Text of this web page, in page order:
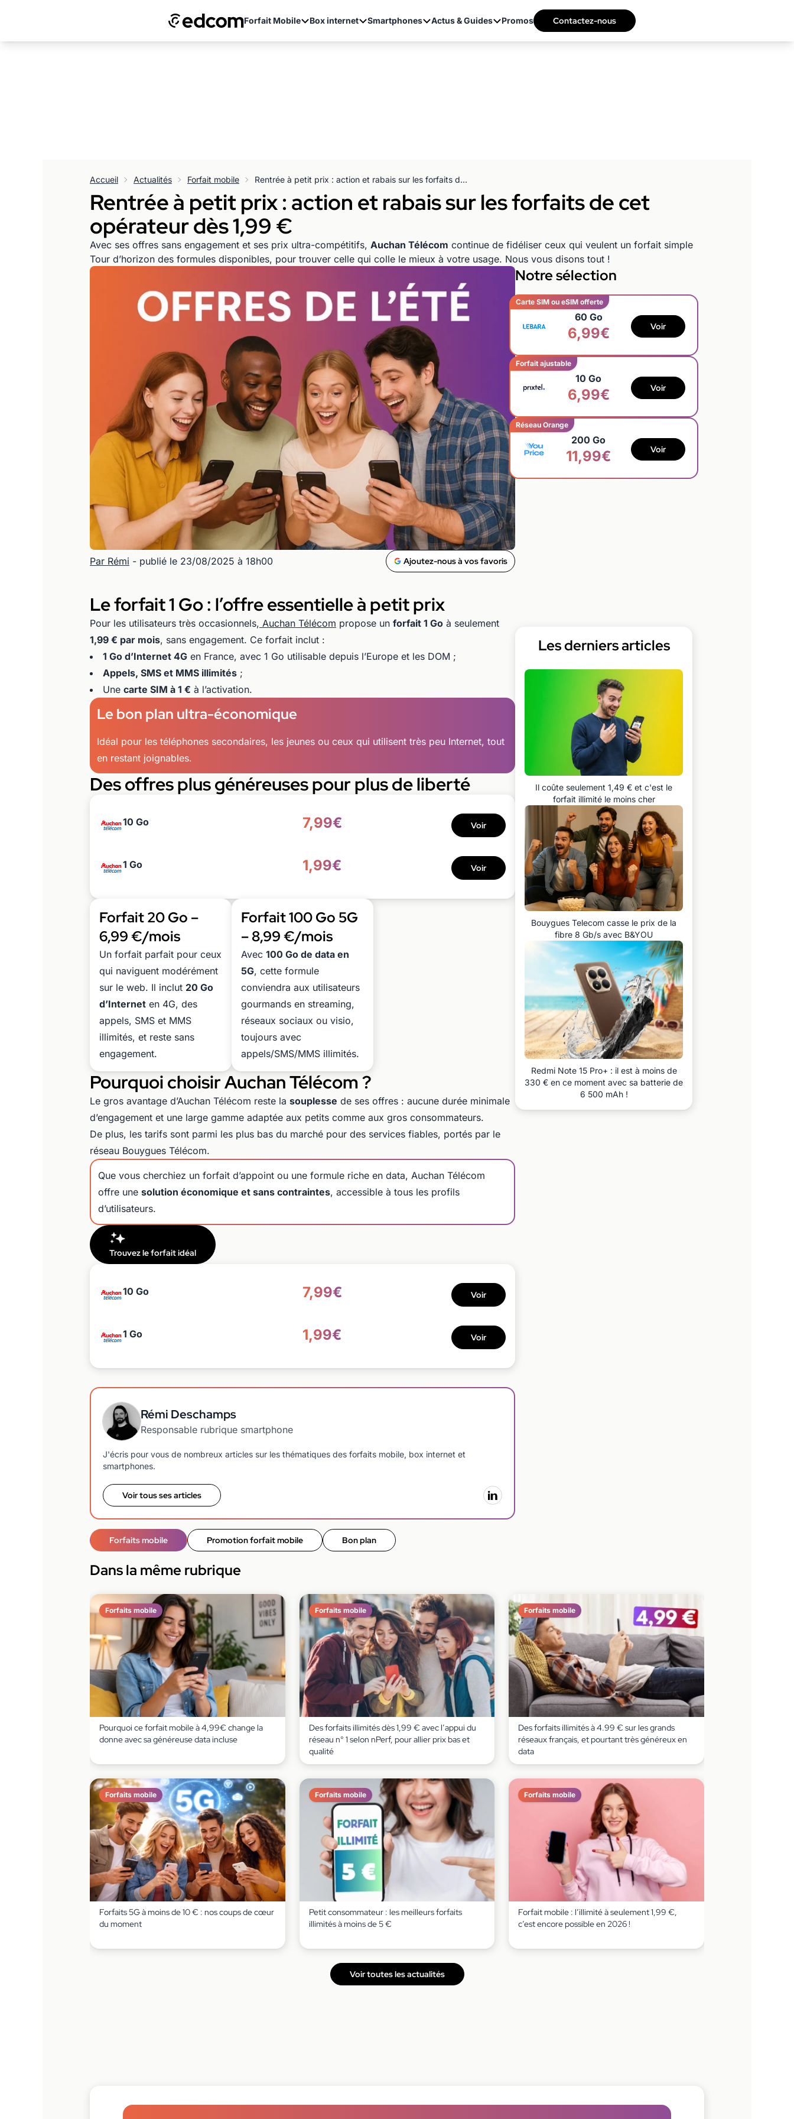
Forfait Mobile Box internet Smartphones Actus & Guides Promos Contactez-nous
Accueil Actualités Forfait mobile Rentrée à petit prix : action et rabais sur les forfaits de cet opérateur dès 1,99 €
Rentrée à petit prix : action et rabais sur les forfaits de cet
opérateur dès 1,99 €
Avec ses offres sans engagement et ses prix ultra-compétitifs, Auchan Télécom continue de fidéliser ceux qui veulent un forfait simple
Tour d’horizon des formules disponibles, pour trouver celle qui colle le mieux à votre usage. Nous vous disons tout !
Par Rémi - publié le 23/08/2025 à 18h00 Ajoutez-nous à vos favoris
Le forfait 1 Go : l’offre essentielle à petit prix
Pour les utilisateurs très occasionnels, Auchan Télécom propose un forfait 1 Go à seulement
1,99 € par mois, sans engagement. Ce forfait inclut :
1 Go d’Internet 4G en France, avec 1 Go utilisable depuis l’Europe et les DOM ;
Appels, SMS et MMS illimités ;
Une carte SIM à 1 € à l’activation.
Le bon plan ultra-économique
Idéal pour les téléphones secondaires, les jeunes ou ceux qui utilisent très peu Internet, tout
en restant joignables.
Des offres plus généreuses pour plus de liberté
10 Go 7,99€ Voir
1 Go 1,99€ Voir
Forfait 20 Go –
6,99 €/mois
Un forfait parfait pour ceux
qui naviguent modérément
sur le web. Il inclut 20 Go
d’Internet en 4G, des
appels, SMS et MMS
illimités, et reste sans
engagement.
Forfait 100 Go 5G
– 8,99 €/mois
Avec 100 Go de data en
5G, cette formule
conviendra aux utilisateurs
gourmands en streaming,
réseaux sociaux ou visio,
toujours avec
appels/SMS/MMS illimités.
Pourquoi choisir Auchan Télécom ?
Le gros avantage d’Auchan Télécom reste la souplesse de ses offres : aucune durée minimale
d’engagement et une large gamme adaptée aux petits comme aux gros consommateurs.
De plus, les tarifs sont parmi les plus bas du marché pour des services fiables, portés par le
réseau Bouygues Télécom.
Que vous cherchiez un forfait d’appoint ou une formule riche en data, Auchan Télécom
offre une solution économique et sans contraintes, accessible à tous les profils
d’utilisateurs.
Trouvez le forfait idéal
10 Go 7,99€ Voir
1 Go 1,99€ Voir
Rémi Deschamps
Responsable rubrique smartphone
J'écris pour vous de nombreux articles sur les thématiques des forfaits mobile, box internet et
smartphones.
Voir tous ses articles
Forfaits mobile Promotion forfait mobile Bon plan
Notre sélection
Carte SIM ou eSIM offerte
60 Go
6,99€ Voir
Forfait ajustable
10 Go
6,99€ Voir
Réseau Orange
200 Go
11,99€ Voir
Les derniers articles
Il coûte seulement 1,49 € et c'est le
forfait illimité le moins cher
Bouygues Telecom casse le prix de la
fibre 8 Gb/s avec B&YOU
Redmi Note 15 Pro+ : il est à moins de
330 € en ce moment avec sa batterie de
6 500 mAh !
Dans la même rubrique
Forfaits mobile
Pourquoi ce forfait mobile à 4,99€ change la
donne avec sa généreuse data incluse
Forfaits mobile
Des forfaits illimités dès 1,99 € avec l’appui du
réseau n° 1 selon nPerf, pour allier prix bas et
qualité
Forfaits mobile
Des forfaits illimités à 4.99 € sur les grands
réseaux français, et pourtant très généreux en
data
Forfaits mobile
Forfaits 5G à moins de 10 € : nos coups de cœur
du moment
Forfaits mobile
Petit consommateur : les meilleurs forfaits
illimités à moins de 5 €
Forfaits mobile
Forfait mobile : l’illimité à seulement 1,99 €,
c’est encore possible en 2026 !
Voir toutes les actualités